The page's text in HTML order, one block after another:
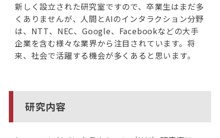
新しく設立された研究室ですので、卒業生はまだ多
くありませんが、人間とAIのインタラクション分野
は、NTT、NEC、Google、Facebookなどの大手
企業を含む様々な業界から注目されています。将
来、社会で活躍する機会が多くあると思います。
研究内容